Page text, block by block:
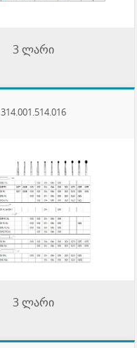
3 ლარი
314.001.514.016
3 ლარი